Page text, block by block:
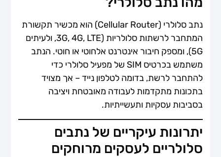
נתב סלולרי (Cellular Router) הוא מכשיר תקשורת
המתחבר לרשתות סלולריות (3G, 4G, LTE, ולעיתים
5G), ומספק חיבור אינטרנט אלחוטי או חוטי. הנתב
משתמש בכרטיס SIM של מפעיל סלולרי כדי
להתחבר לרשת, בדומה לטלפון נייד – אך מצויד
בתכונות מתקדמות לעבודה מאובטחת ויציבה
בסביבות עסקיות ותעשייתיות.
יתרונות עיקריים של נתבים
סלולריים לעסקים מרוחקים